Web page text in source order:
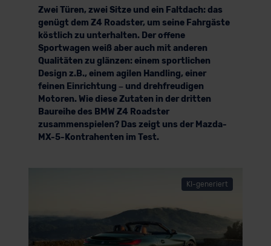
Zwei Türen, zwei Sitze und ein Faltdach: das
genügt dem Z4 Roadster, um seine Fahrgäste
köstlich zu unterhalten. Der offene
Sportwagen weiß aber auch mit anderen
Qualitäten zu glänzen: einem sportlichen
Design z.B., einem agilen Handling, einer
feinen Einrichtung – und drehfreudigen
Motoren. Wie diese Zutaten in der dritten
Baureihe des BMW Z4 Roadster
zusammenspielen? Das zeigt uns der Mazda-
MX-5-Kontrahenten im Test.
KI-generiert